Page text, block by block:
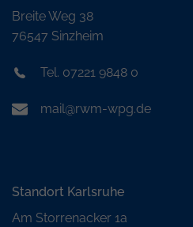
Breite Weg 38
76547 Sinzheim
Tel. 07221 9848 0
mail@rwm-wpg.de
Standort Karlsruhe
Am Storrenacker 1a